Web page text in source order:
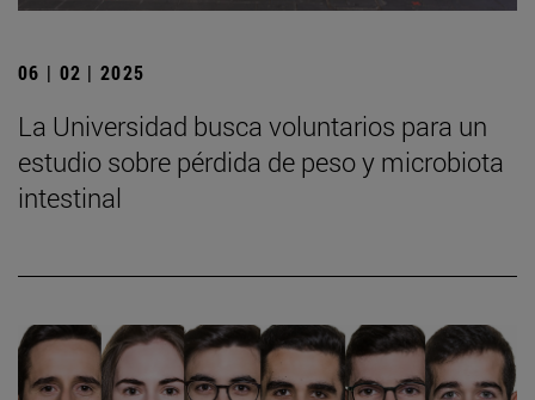
06 | 02 | 2025
La Universidad busca voluntarios para un
estudio sobre pérdida de peso y microbiota
intestinal